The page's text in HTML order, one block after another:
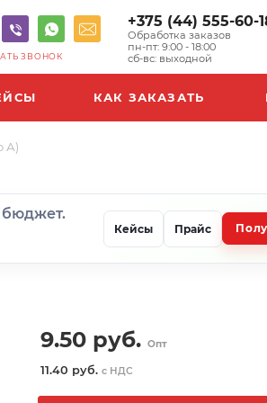
+375 (44) 555-60-
Обработка заказов
пн-пт: 9:00 - 18:00
сб-вс: выходной
ЗВОНОК
КАК ЗАКАЗАТЬ
А)
бюджет.
Кейсы Прайс
9.50 руб. Опт
11.40 руб.с НДС